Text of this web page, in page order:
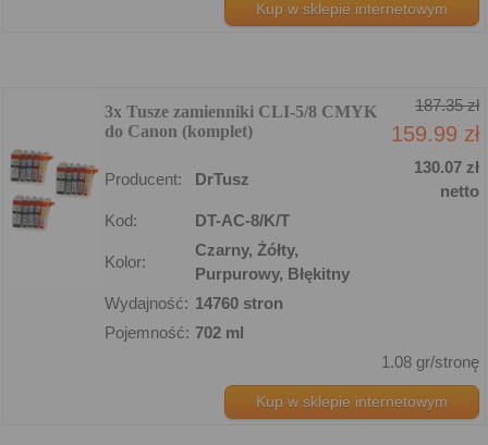
Kup w sklepie internetowym
3x Tusze zamienniki CLI-5/8 CMYK
do Canon (komplet)
187.35 zł
159.99 zł
Producent: DrTusz
130.07 zł
netto
Kod:
DT-AC-8/K/T
Kolor:
Czarny, Żółty,
Purpurowy, Błękitny
Wydajność: 14760 stron
Pojemność: 702 ml
1.08 gr/stronę
Kup w sklepie internetowym